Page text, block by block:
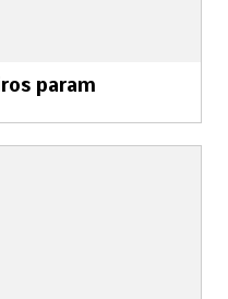
param